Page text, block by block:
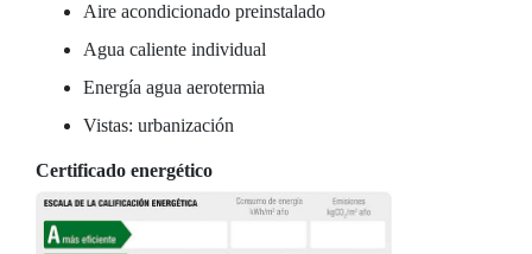
Aire acondicionado preinstalado
Agua caliente individual
Energía agua aerotermia
Vistas: urbanización
Certificado energético